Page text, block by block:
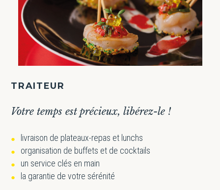
TRAITEUR
Votre temps est précieux, libérez-le !
livraison de plateaux-repas et lunchs
organisation de buffets et de cocktails
un service clés en main
la garantie de votre sérénité